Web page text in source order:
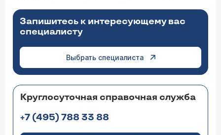
Запишитесь к интересующему вас
специалисту
Выбрать специалиста
Круглосуточная справочная служба
+7 (495) 788 33 88